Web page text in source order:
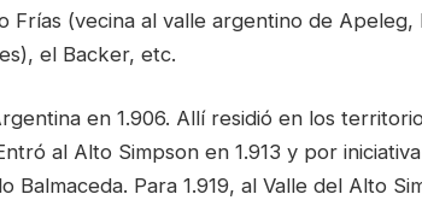
Frías (vecina al valle argentino de Apeleg,
el Backer, etc.
en 1.906. Allí residió en los
al Alto Simpson en 1.913 y por
Balmaceda. Para 1.919, al Valle del Alto